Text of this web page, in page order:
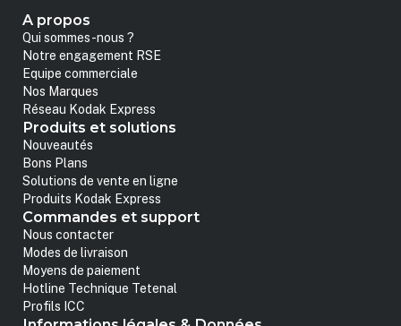
A propos
Qui sommes-nous ?
Notre engagement RSE
Equipe commerciale
Nos Marques
Réseau Kodak Express
Produits et solutions
Nouveautés
Bons Plans
Solutions de vente en ligne
Produits Kodak Express
Commandes et support
Nous contacter
Modes de livraison
Moyens de paiement
Hotline Technique Tetenal
Profils ICC